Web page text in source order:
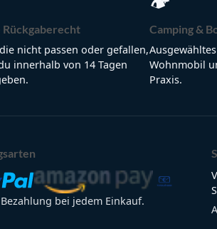
Rückgaberecht
nicht passen oder gefallen,
innerhalb von 14 Tagen
Camping &
Wohnmobil
Praxis.
bei jedem Einkauf.